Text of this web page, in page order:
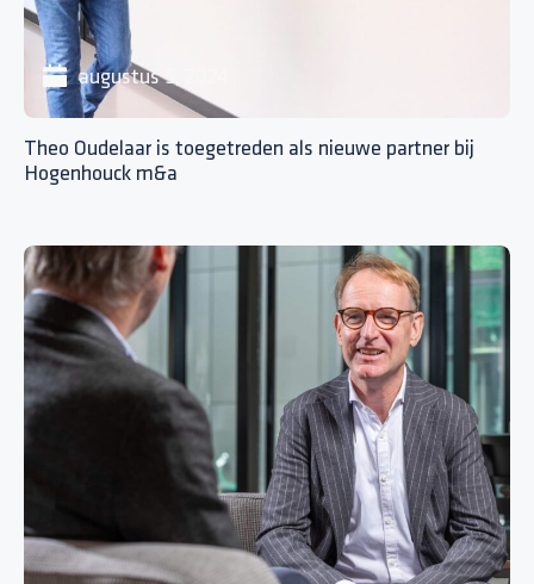
augustus 5, 2024
Theo Oudelaar is toegetreden als nieuwe partner bij
Hogenhouck m&a